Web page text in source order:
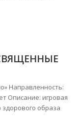
Направленность:
Описание: игровая
образа